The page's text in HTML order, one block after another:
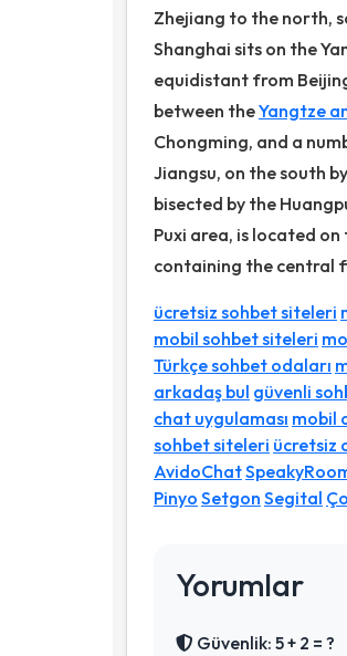
Zhejiang to the north,
Shanghai sits on the
equidistant from
between theYangtze
Chongming, and a
Jiangsu, on the south
bisected by the
Puxi area, is located
containing the central
ücretsiz sohbet siteleri
mobil sohbet siteleri
Türkçe sohbet odaları
arkadaş bul güvenli
chat uygulaması mobil
sohbet siteleri ücretsiz
AvidoChat
Pinyo Setgon Segital
Yorumlar
Güvenlik: 5 + 2 = ?